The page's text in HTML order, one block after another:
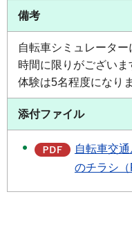
備考
自転車シミュレーター
時間に限りがござい
体験は5名程度になり
添付ファイル
自転車交
のチラシ（